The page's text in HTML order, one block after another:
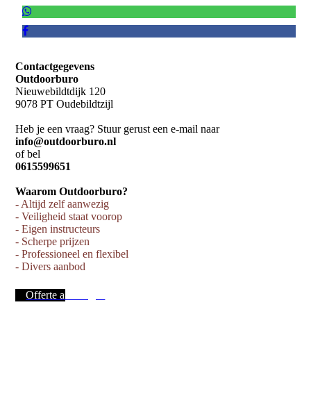
Contactgegevens
Outdoorburo
Nieuwebildtdijk 120
9078 PT Oudebildtzijl
Heb je een vraag? Stuur gerust een e-mail naar
info@outdoorburo.nl
of bel
0615599651
Waarom Outdoorburo?
- Altijd zelf aanwezig
- Veiligheid staat voorop
- Eigen instructeurs
- Scherpe prijzen
- Professioneel en flexibel
- Divers aanbod
Offerte aanvragen